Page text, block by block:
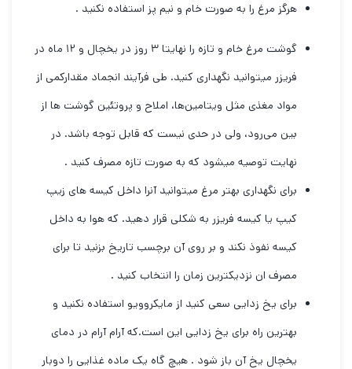
هرگز مرغ را به صورت خام و نیم پز استفاده نکنید .
گوشت مرغ خام و تازه را نهایتا ۳ روز در یخچال و ۱۲ ماه در
فریزر میتوانید نگهداری کنید. طی فرآیند انجماد مقدارکمی از
مواد مغذی مثل ویتامین‌ها، املاح و پروتئین‌ گوشت ها از
بین می‌رود، ولی در حدی نیست که قابل توجه باشد. در
نهایت توصیه میشود که به صورت تازه مصرف کنید .
برای نگهداری بهتر مرغ میتوانید آنرا داخل کیسه های زیپ
کیپ یا کیسه فریزر به شکلی قرار دهید. که هوا به داخل
کیسه نفوذ نکند و بر روی آن برچسب تاریخ بزنید تا برای
مصرف ان نزدیکترین زمان را انتخاب کنید .
برای یخ زدایی سعی کنید از مایکروویو استفاده نکنید و
بهترین راه برای یخ زدایی این است.که آرام آرام در دمای
یخچال یخ آن باز شود . هیچ گاه یک ماده غذایی را دوبار